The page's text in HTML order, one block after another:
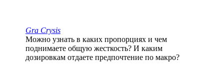
Gra Crysis
Можно узнать в каких пропорциях и чем
поднимаете общую жесткость? И каким
дозировкам отдаете предпочтение по макро?